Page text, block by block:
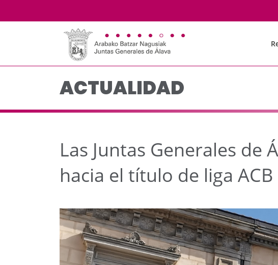
Las Juntas Generales de
ACTUALIDAD
Las Juntas Generales de
hacia el título de liga ACB